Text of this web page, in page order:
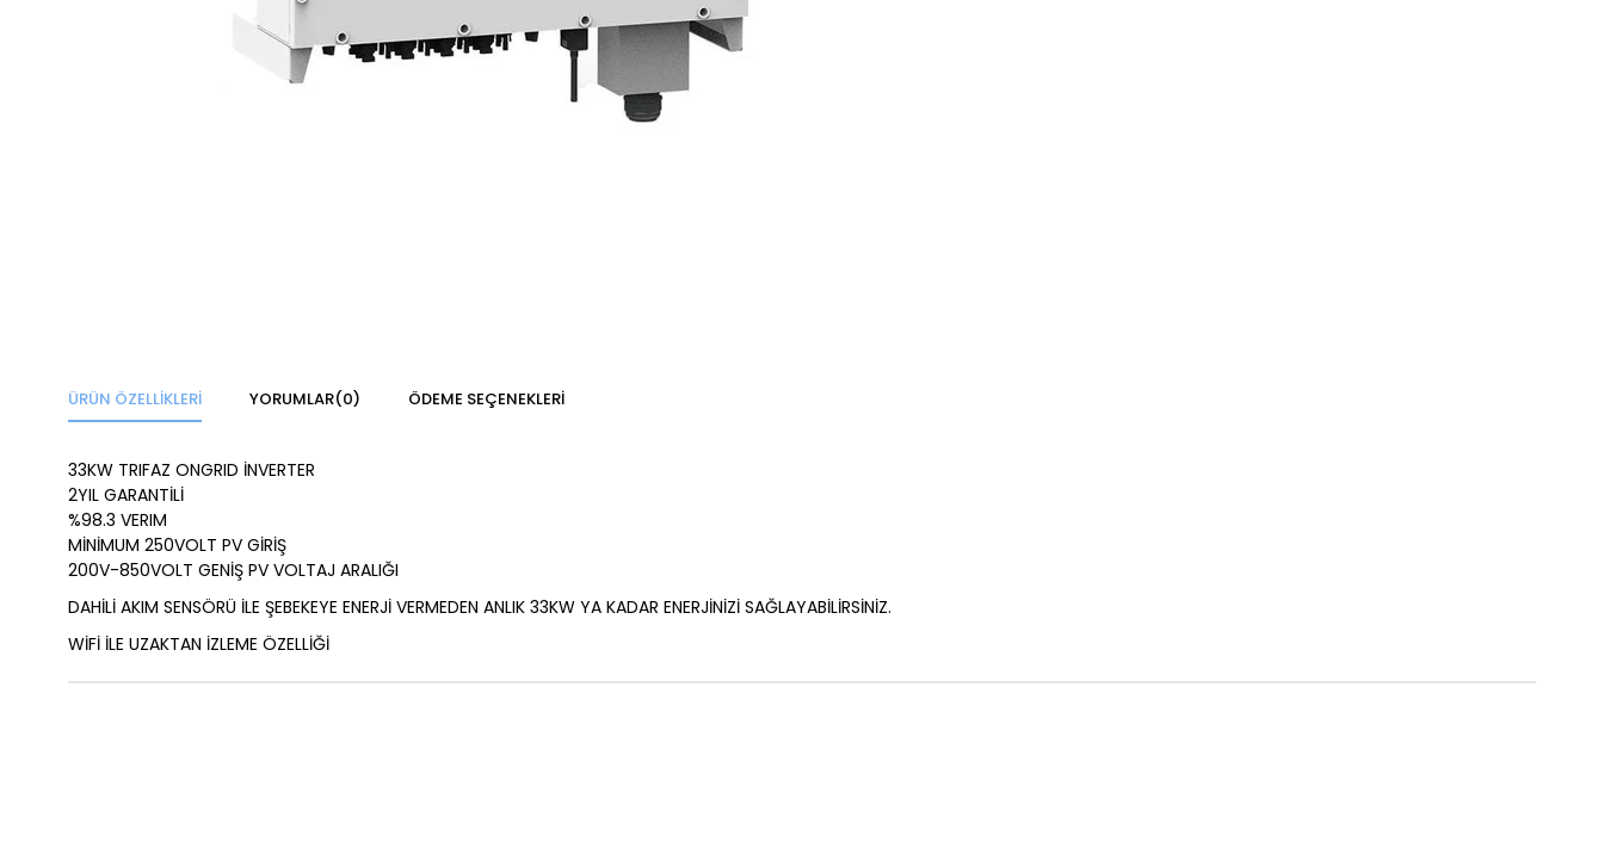
ÜRÜN ÖZELLIKLERI YORUMLAR(0) ÖDEME SEÇENEKLERI
33KW TRIFAZ ONGRID İNVERTER
2YIL GARANTİLİ
%98.3 VERIM
MİNİMUM 250VOLT PV GİRİŞ
200V-850VOLT GENİŞ PV VOLTAJ ARALIĞI
DAHİLİ AKIM SENSÖRÜ İLE ŞEBEKEYE ENERJİ VERMEDEN ANLIK 33KW YA KADAR ENERJİNİZİ SAĞLAYABİLİRSİNİZ.
WİFİ İLE UZAKTAN İZLEME ÖZELLİĞİ